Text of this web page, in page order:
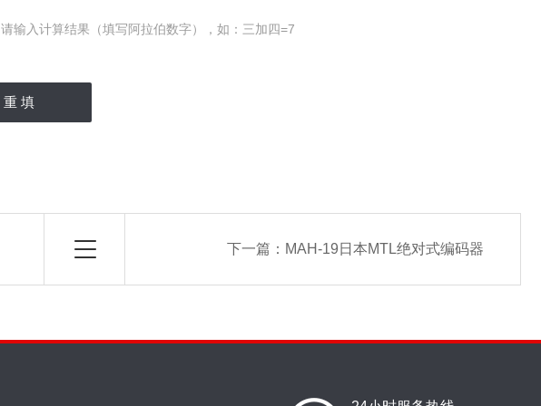
请输入计算结果（填写阿拉伯数字），如：三加四=7
下一篇： MAH-19日本MTL绝对式编码器